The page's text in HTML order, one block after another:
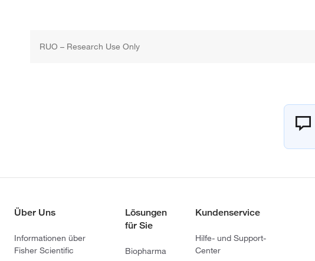
RUO – Research Use Only
Über Uns
Informationen über
Fisher Scientific
Lösungen
für Sie
Biopharma
Kundenservice
Hilfe- und Support-
Center